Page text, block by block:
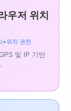
우저 위치
•위치 권한
및 IP 기반